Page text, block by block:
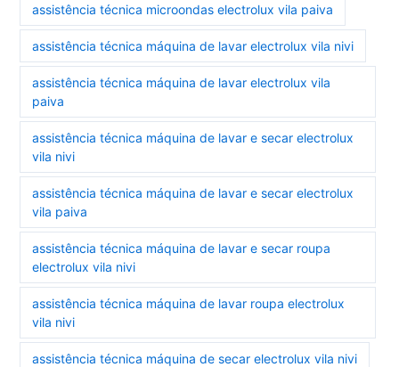
assistência técnica microondas electrolux vila paiva
assistência técnica máquina de lavar electrolux vila nivi
assistência técnica máquina de lavar electrolux vila
paiva
assistência técnica máquina de lavar e secar electrolux
vila nivi
assistência técnica máquina de lavar e secar electrolux
vila paiva
assistência técnica máquina de lavar e secar roupa
electrolux vila nivi
assistência técnica máquina de lavar roupa electrolux
vila nivi
assistência técnica máquina de secar electrolux vila nivi